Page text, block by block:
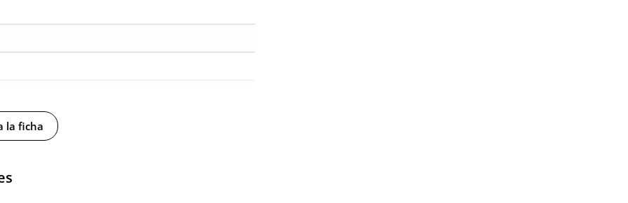
la ficha